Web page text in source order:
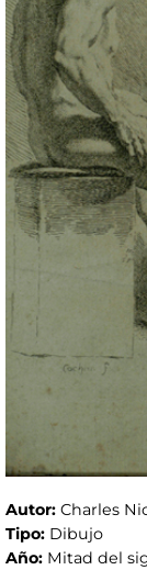
Autor: Charles
Tipo: Dibujo
Año: Mitad del